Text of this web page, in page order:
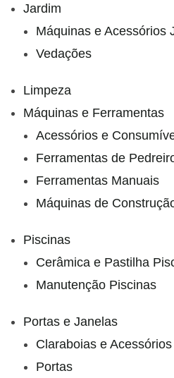
Jardim
Máquinas e Acessórios
Vedações
Limpeza
Máquinas e Ferramentas
Acessórios e
Ferramentas de
Ferramentas Manuais
Máquinas de
Piscinas
Cerâmica e Pastilha
Manutenção Piscinas
Portas e Janelas
Claraboias e Acessórios
Portas